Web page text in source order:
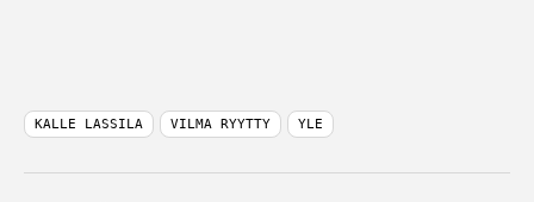
KALLE LASSILA VILMA RYYTTY YLE